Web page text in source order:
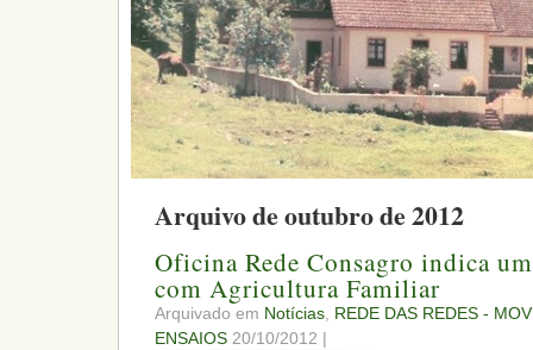
Arquivo de outubro de 2012
Oficina Rede Consagro indica
com Agricultura Familiar
Arquivado em Notícias REDE DAS REDES -
ENSAIOS 20/10/2012 |